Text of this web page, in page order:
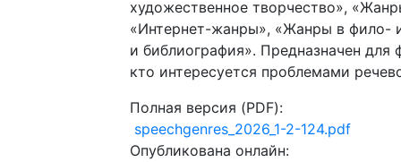
художественное творчество»,
«Интернет-жанры», «Жанры в фило-
и библиография». Предназначен для
кто интересуется проблемами
Полная версия (PDF):
speechgenres_2026_1-2-124.pdf
Опубликована онлайн: